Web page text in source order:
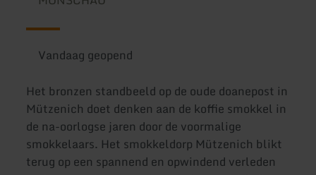
Vandaag geopend
Het bronzen standbeeld op de oude doanepost in
Mützenich doet denken aan de koffie smokkel in
de na-oorlogse jaren door de voormalige
smokkelaars. Het smokkeldorp Mützenich blikt
terug op een spannend en opwindend verleden